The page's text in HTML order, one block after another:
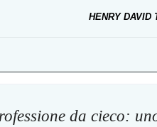
HENRY DAVID
da cieco: